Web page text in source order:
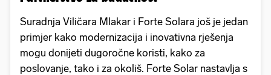
Suradnja Viličara Mlakar i Forte Solara još je jedan
primjer kako modernizacija i inovativna rješenja
mogu donijeti dugoročne koristi, kako za
poslovanje, tako i za okoliš. Forte Solar nastavlja s